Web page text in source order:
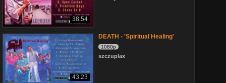
38:54
43:23
DEATH - 'Spiritual Healing'
1080p
szczuplax